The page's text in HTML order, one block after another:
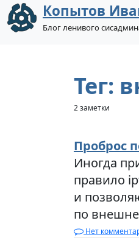
Копытов
Блог ленивого
Тег:
2 заметки
Проброс
Иногда
правило
и
по
Нет